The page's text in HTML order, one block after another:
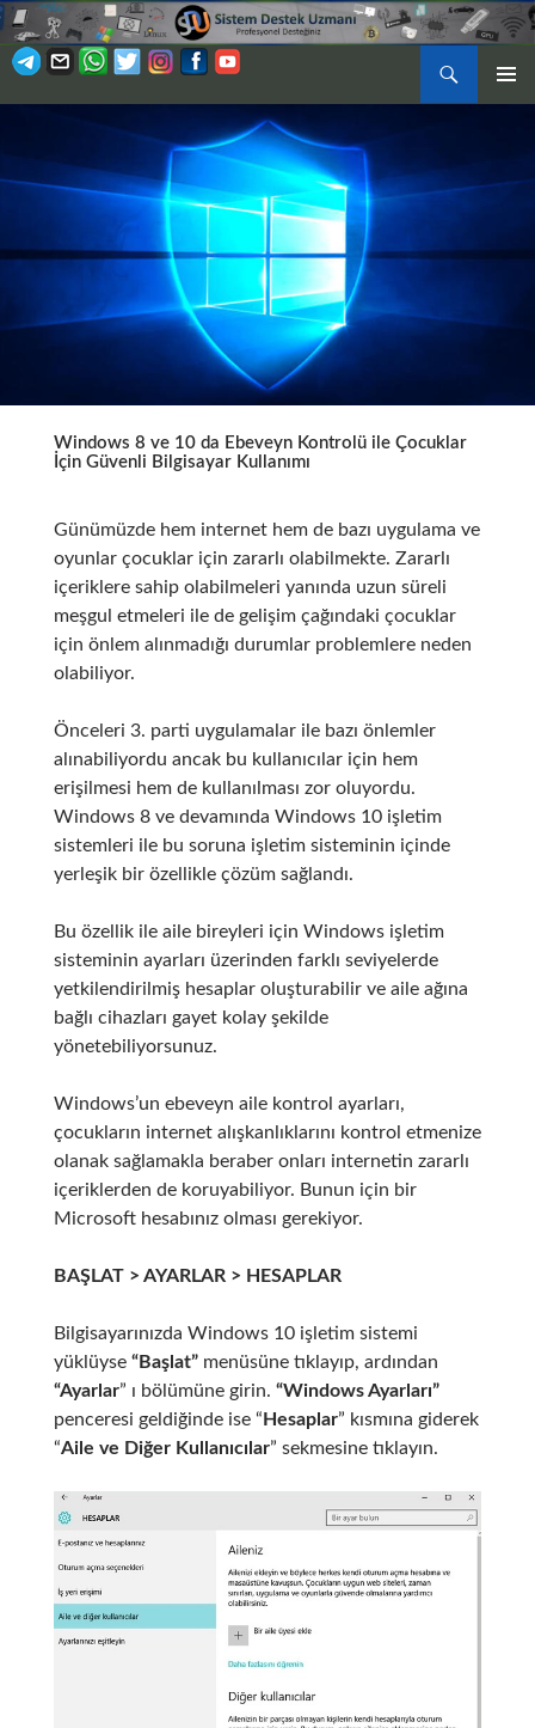
Ara
Windows 8 ve 10 da Ebeveyn Kontrolü ile Çocuklar
İçin Güvenli Bilgisayar Kullanımı
Günümüzde hem internet hem de bazı uygulama ve
oyunlar çocuklar için zararlı olabilmekte. Zararlı
içeriklere sahip olabilmeleri yanında uzun süreli
meşgul etmeleri ile de gelişim çağındaki çocuklar
için önlem alınmadığı durumlar problemlere neden
olabiliyor.
Önceleri 3. parti uygulamalar ile bazı önlemler
alınabiliyordu ancak bu kullanıcılar için hem
erişilmesi hem de kullanılması zor oluyordu.
Windows 8 ve devamında Windows 10 işletim
sistemleri ile bu soruna işletim sisteminin içinde
yerleşik bir özellikle çözüm sağlandı.
Bu özellik ile aile bireyleri için Windows işletim
sisteminin ayarları üzerinden farklı seviyelerde
yetkilendirilmiş hesaplar oluşturabilir ve aile ağına
bağlı cihazları gayet kolay şekilde
yönetebiliyorsunuz.
Windows’un ebeveyn aile kontrol ayarları,
çocukların internet alışkanlıklarını kontrol etmenize
olanak sağlamakla beraber onları internetin zararlı
içeriklerden de koruyabiliyor. Bunun için bir
Microsoft hesabınız olması gerekiyor.
BAŞLAT > AYARLAR > HESAPLAR
Bilgisayarınızda Windows 10 işletim sistemi
yüklüyse “Başlat”menüsüne tıklayıp, ardından
“Ayarlar” ı bölümüne girin. “Windows Ayarları”
penceresi geldiğinde ise “ Hesaplar” kısmına giderek
“Aile ve Diğer Kullanıcılar” sekmesine tıklayın.